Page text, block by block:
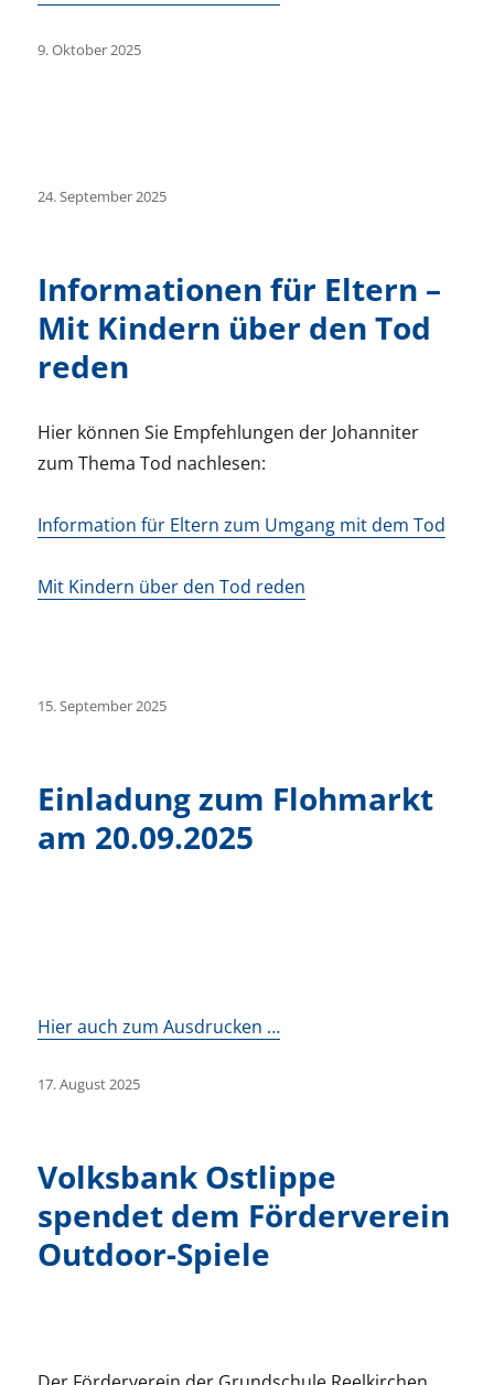
Veröffentlicht
9. Oktober 2025
Veröffentlicht
24. September 2025
Informationen für Eltern –
Mit Kindern über den Tod
reden
Hier können Sie Empfehlungen der Johanniter
zum Thema Tod nachlesen:
Information für Eltern zum Umgang mit dem Tod
Mit Kindern über den Tod reden
Veröffentlicht
15. September 2025
Einladung zum Flohmarkt
am 20.09.2025
Hier auch zum Ausdrucken …
Veröffentlicht
17. August 2025
Volksbank Ostlippe
spendet dem Förderverein
Outdoor-Spiele